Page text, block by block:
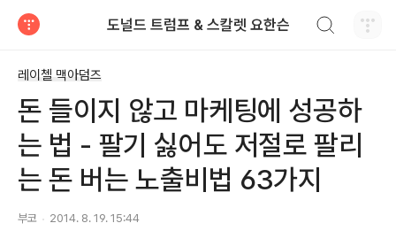
도널드 트럼프 & 스칼렛 요한슨
레이첼 맥아덤즈
돈 들이지 않고 마케팅에 성공하
는 법 - 팔기 싫어도 저절로 팔리
는 돈 버는 노출비법 63가지
부코 2014. 8. 19. 15:44